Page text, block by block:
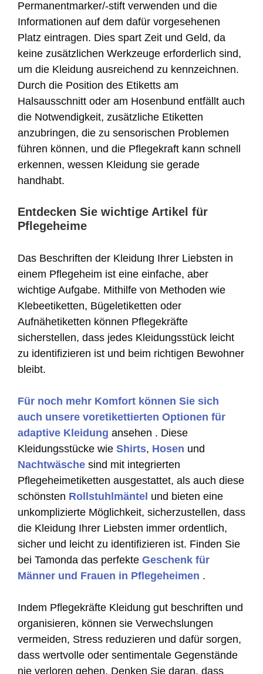
Permanentmarker/-stift verwenden und die
Informationen auf dem dafür vorgesehenen
Platz eintragen. Dies spart Zeit und Geld, da
keine zusätzlichen Werkzeuge erforderlich sind,
um die Kleidung ausreichend zu kennzeichnen.
Durch die Position des Etiketts am
Halsausschnitt oder am Hosenbund entfällt auch
die Notwendigkeit, zusätzliche Etiketten
anzubringen, die zu sensorischen Problemen
führen können, und die Pflegekraft kann schnell
erkennen, wessen Kleidung sie gerade
handhabt.
Entdecken Sie wichtige Artikel für
Pflegeheime
Das Beschriften der Kleidung Ihrer Liebsten in
einem Pflegeheim ist eine einfache, aber
wichtige Aufgabe. Mithilfe von Methoden wie
Klebeetiketten, Bügeletiketten oder
Aufnähetiketten können Pflegekräfte
sicherstellen, dass jedes Kleidungsstück leicht
zu identifizieren ist und beim richtigen Bewohner
bleibt.
Für noch mehr Komfort können Sie sich
auch unsere voretikettierten Optionen für
adaptive Kleidung ansehen . Diese
Kleidungsstücke wie Shirts, Hosen und
Nachtwäsche sind mit integrierten
Pflegeheimetiketten ausgestattet, als auch diese
schönsten Rollstuhlmäntel und bieten eine
unkomplizierte Möglichkeit, sicherzustellen, dass
die Kleidung Ihrer Liebsten immer ordentlich,
sicher und leicht zu identifizieren ist. Finden Sie
bei Tamonda das perfekte Geschenk für
Männer und Frauen in Pflegeheimen .
Indem Pflegekräfte Kleidung gut beschriften und
organisieren, können sie Verwechslungen
vermeiden, Stress reduzieren und dafür sorgen,
dass wertvolle oder sentimentale Gegenstände
nie verloren gehen. Denken Sie daran, dass